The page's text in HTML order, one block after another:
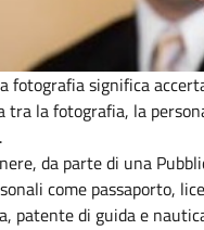
fotografia significa
tra la fotografia, la
da parte di una
come passaporto,
patente di guida e